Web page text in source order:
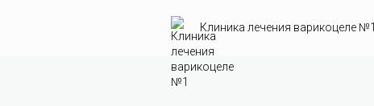
Клиника лечения варикоцеле №1